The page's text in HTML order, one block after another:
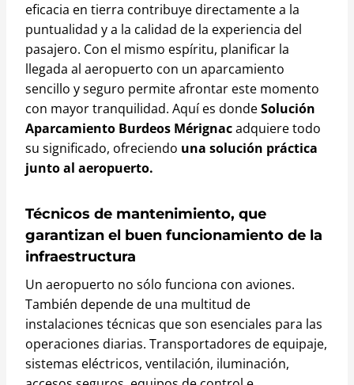
eficacia en tierra contribuye directamente a la
puntualidad y a la calidad de la experiencia del
pasajero. Con el mismo espíritu, planificar la
llegada al aeropuerto con un aparcamiento
sencillo y seguro permite afrontar este momento
con mayor tranquilidad. Aquí es dondeSolución
Aparcamiento Burdeos Mérignacadquiere todo
su significado, ofreciendo una solución práctica
junto al aeropuerto.
Técnicos de mantenimiento, que
garantizan el buen funcionamiento de la
infraestructura
Un aeropuerto no sólo funciona con aviones.
También depende de una multitud de
instalaciones técnicas que son esenciales para las
operaciones diarias. Transportadores de equipaje,
sistemas eléctricos, ventilación, iluminación,